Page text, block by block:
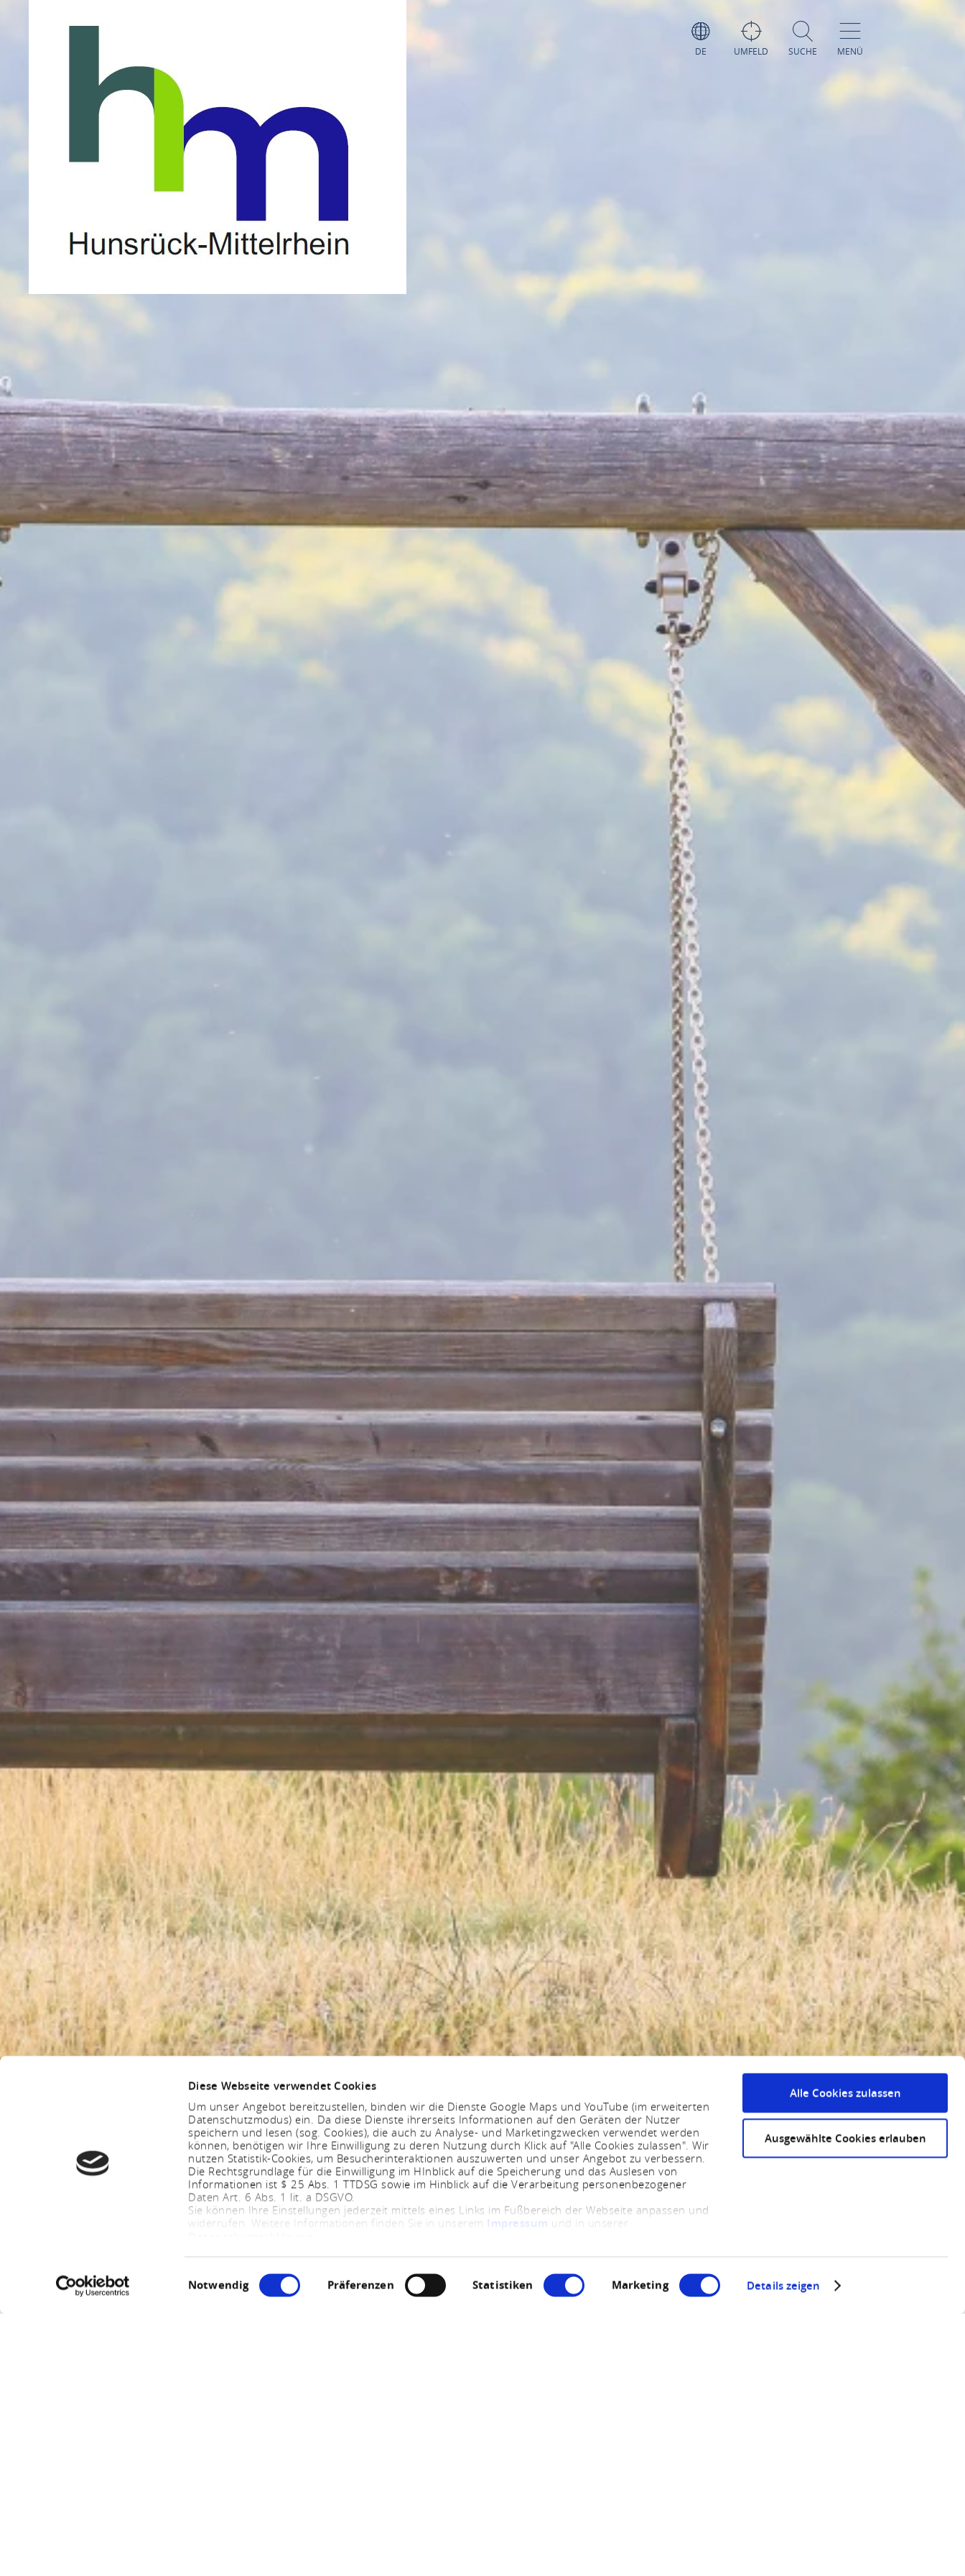
Diese Webseite verwendet Cookies
Um unser Angebot bereitzustellen, binden wir die Dienste Google Maps und YouTube (im erweiterten
Datenschutzmodus) ein. Da diese Dienste ihrerseits Informationen auf den Geräten der Nutzer
speichern und lesen (sog. Cookies), die auch zu Analyse- und Marketingzwecken verwendet werden
können, benötigen wir Ihre Einwilligung zu deren Nutzung durch Klick auf "Alle Cookies zulassen". Wir
nutzen Statistik-Cookies, um Besucherinteraktionen auszuwerten und unser Angebot zu verbessern.
Die Rechtsgrundlage für die Einwilligung im HInblick auf die Speicherung und das Auslesen von
Informationen ist $ 25 Abs. 1 TTDSG sowie im Hinblick auf die Verarbeitung personenbezogener
Daten Art. 6 Abs. 1 lit. a DSGVO.
Sie können Ihre Einstellungen jederzeit mittels eines Links im Fußbereich der Webseite anpassen und
widerrufen. Weitere Informationen finden Sie in unserem Impressum und in unserer
Einwilligungsauswahl
Notwendig Präferenzen Statistiken Marketing Details zeigen
Alle Cookies zulassen
Ausgewählte Cookies erlauben
DE UMFELD SUCHE MENÜ